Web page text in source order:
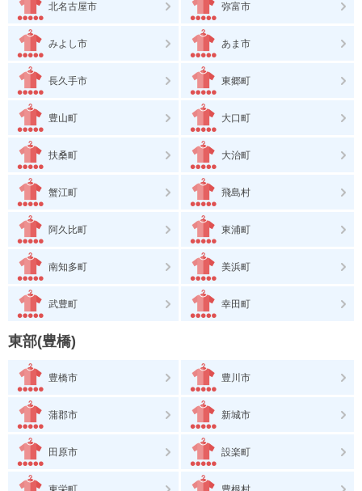
北名古屋市 弥富市
みよし市 あま市
長久手市 東郷町
豊山町 大口町
扶桑町 大治町
蟹江町 飛島村
阿久比町 東浦町
南知多町 美浜町
武豊町 幸田町
東部(豊橋)
豊橋市 豊川市
蒲郡市 新城市
田原市 設楽町